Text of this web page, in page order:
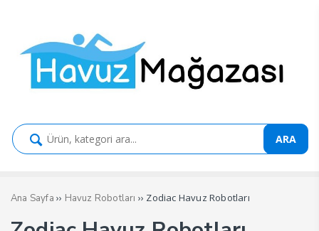
ARA
Ana Sayfa ›› Havuz Robotları ›› Zodiac Havuz Robotları